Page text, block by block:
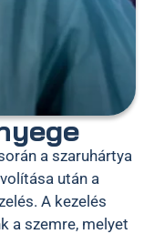
a szaruhártya
után a
A kezelés
a szemre, melyet